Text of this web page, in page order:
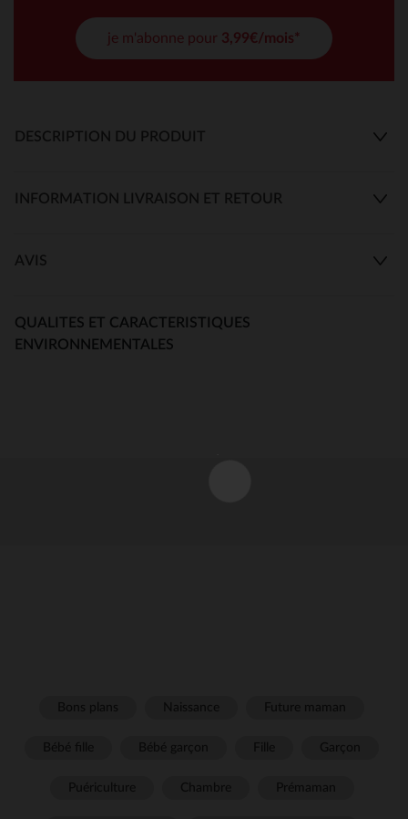
je m'abonne pour 3,99€/mois*
DESCRIPTION DU PRODUIT
INFORMATION LIVRAISON ET RETOUR
AVIS
QUALITES ET CARACTERISTIQUES
ENVIRONNEMENTALES